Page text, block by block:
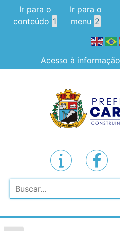
Ir para o
conteúdo 1
Ir para o
menu 2
Acesso à informação
Pesquisar